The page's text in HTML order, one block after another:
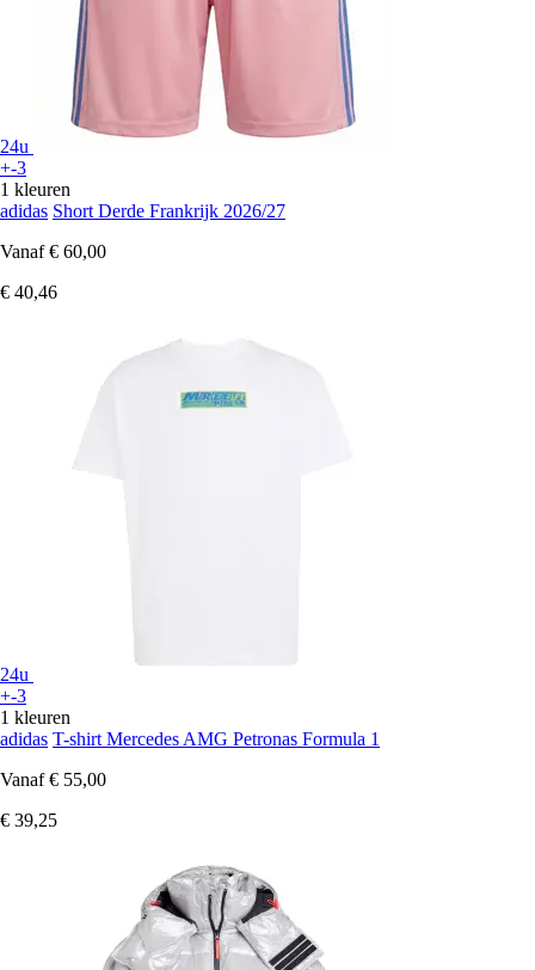
24u
+-3
1 kleuren
adidas Short Derde Frankrijk 2026/27
Vanaf € 60,00
€ 40,46
24u
+-3
1 kleuren
adidas T-shirt Mercedes AMG Petronas Formula 1
Vanaf € 55,00
€ 39,25